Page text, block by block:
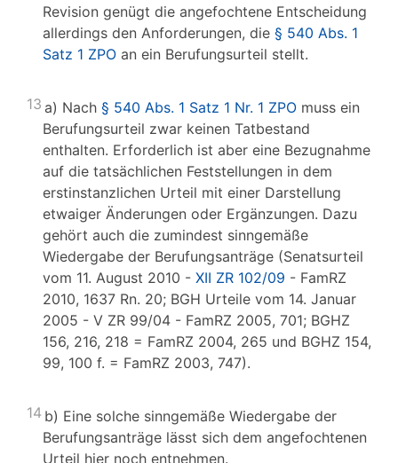
Revision genügt die angefochtene Entscheidung
allerdings den Anforderungen, die § 540 Abs. 1
Satz 1 ZPO an ein Berufungsurteil stellt.
13 a) Nach § 540 Abs. 1 Satz 1 Nr. 1 ZPO muss ein
Berufungsurteil zwar keinen Tatbestand
enthalten. Erforderlich ist aber eine Bezugnahme
auf die tatsächlichen Feststellungen in dem
erstinstanzlichen Urteil mit einer Darstellung
etwaiger Änderungen oder Ergänzungen. Dazu
gehört auch die zumindest sinngemäße
Wiedergabe der Berufungsanträge (Senatsurteil
vom 11. August 2010 - XII ZR 102/09 - FamRZ
2010, 1637 Rn. 20; BGH Urteile vom 14. Januar
2005 - V ZR 99/04 - FamRZ 2005, 701; BGHZ
156, 216, 218 = FamRZ 2004, 265 und BGHZ 154,
99, 100 f. = FamRZ 2003, 747).
14 b) Eine solche sinngemäße Wiedergabe der
Berufungsanträge lässt sich dem angefochtenen
Urteil hier noch entnehmen.